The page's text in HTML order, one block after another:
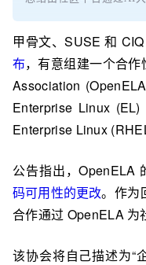
甲骨文、SUSE 和
布，有意组建一个合
Association
Enterprise Linux
Enterprise Linux
公告指出，OpenELA
码可用性的更改。作为
合作通过 OpenELA 为
该协会将自己描述为“